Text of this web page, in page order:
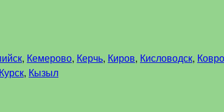
, Кемерово, Керчь, Киров, Кисловодск,
Курск, Кызыл